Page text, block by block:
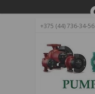
+375 (44) 736-34-56